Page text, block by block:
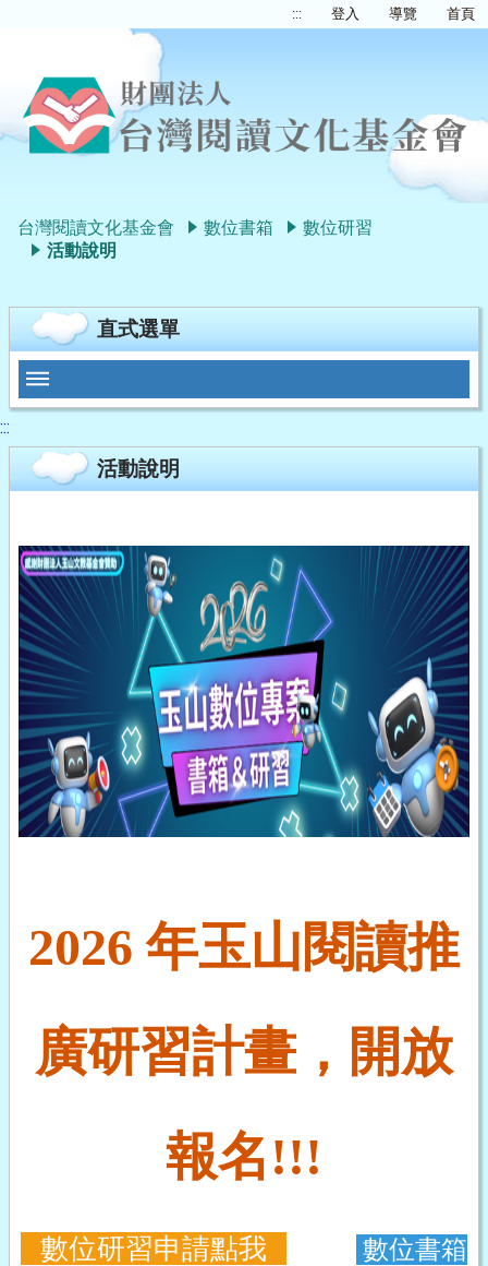
::: 登入 導覽 首頁
台灣閱讀文化基金會 數位書箱
數位研習
活動說明
直式選單
:::
活動說明
2026 年玉山閱讀推
廣研習計畫，開放
報名!!!
數位研習申請點我 數位書箱